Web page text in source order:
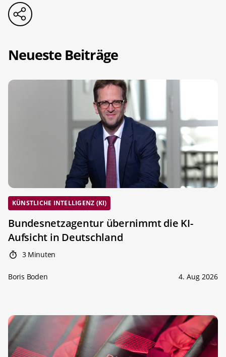
Neueste Beiträge
KÜNSTLICHE INTELLIGENZ (KI)
Bundesnetzagentur übernimmt die KI-
Aufsicht in Deutschland
3 Minuten
Boris Boden 4. Aug 2026